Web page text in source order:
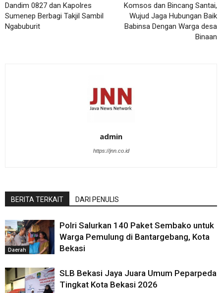
Dandim 0827 dan Kapolres
Sumenep Berbagi Takjil Sambil
Ngabuburit
Komsos dan Bincang Santai,
Wujud Jaga Hubungan Baik
Babinsa Dengan Warga desa
Binaan
admin
https://jnn.co.id
BERITA TERKAIT DARI PENULIS
Daerah
Polri Salurkan 140 Paket Sembako untuk
Warga Pemulung di Bantargebang, Kota
Bekasi
SLB Bekasi Jaya Juara Umum Peparpeda
Tingkat Kota Bekasi 2026